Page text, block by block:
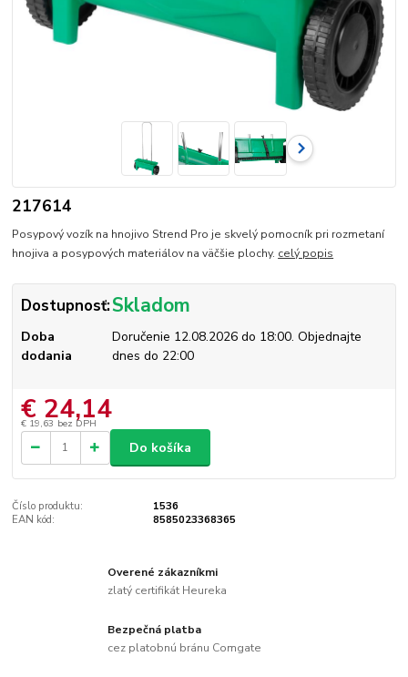
217614
Posypový vozík na hnojivo Strend Pro je skvelý pomocník pri rozmetaní
hnojiva a posypových materiálov na väčšie plochy. celý popis
Dostupnosť:Skladom
Doba
dodania
Doručenie 12.08.2026 do 18:00. Objednajte
dnes do 22:00
€ 24,14
€ 19,63 bez DPH
Do košíka
Číslo produktu:
1536
EAN kód:
8585023368365
Overené zákazníkmi
zlatý certifikát Heureka
Bezpečná platba
cez platobnú bránu Comgate